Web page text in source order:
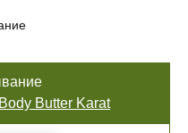
Butter Karat